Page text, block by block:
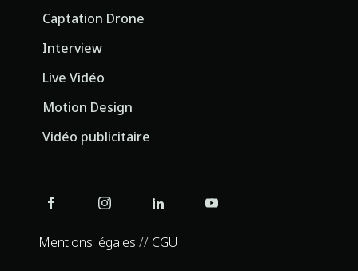
Captation Drone
Interview
Live Vidéo
Motion Design
Vidéo publicitaire
Mentions légales // CGU